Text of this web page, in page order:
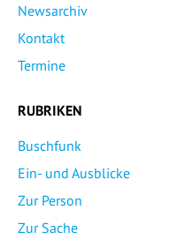
Newsarchiv
Kontakt
Termine
RUBRIKEN
Buschfunk
Ein- und Ausblicke
Zur Person
Zur Sache